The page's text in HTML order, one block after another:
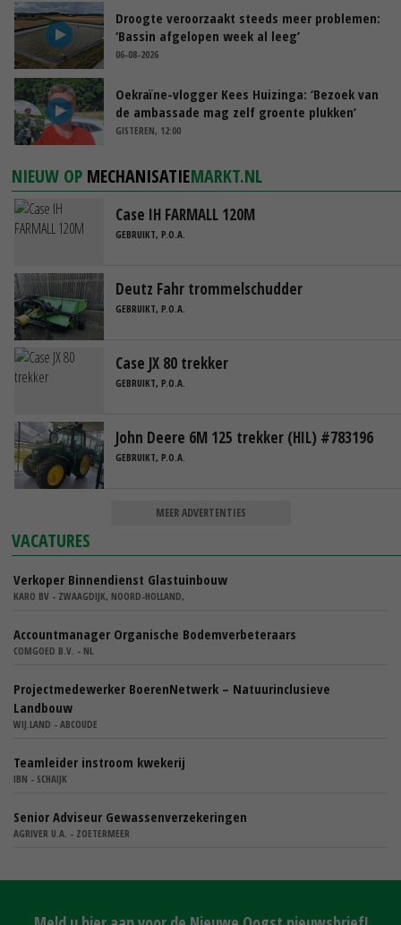
Droogte veroorzaakt steeds meer problemen:
‘Bassin afgelopen week al leeg’
06-08-2026
Oekraïne-vlogger Kees Huizinga: ‘Bezoek van
de ambassade mag zelf groente plukken’
GISTEREN, 12:00
NIEUW OP MECHANISATIEMARKT.NL
Case IH FARMALL 120M
GEBRUIKT, P.O.A.
Deutz Fahr trommelschudder
GEBRUIKT, P.O.A.
Case JX 80 trekker
GEBRUIKT, P.O.A.
John Deere 6M 125 trekker (HIL) #783196
GEBRUIKT, P.O.A.
MEER ADVERTENTIES
VACATURES
Verkoper Binnendienst Glastuinbouw
KARO BV - ZWAAGDIJK, NOORD-HOLLAND,
Accountmanager Organische Bodemverbeteraars
COMGOED B.V. - NL
Projectmedewerker BoerenNetwerk – Natuurinclusieve
Landbouw
WIJ.LAND - ABCOUDE
Teamleider instroom kwekerij
IBN - SCHAIJK
Senior Adviseur Gewassenverzekeringen
AGRIVER U.A. - ZOETERMEER